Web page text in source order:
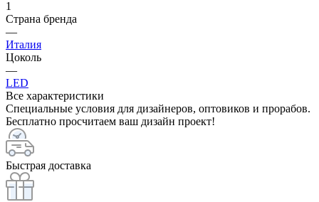
1
Страна бренда
—
Италия
Цоколь
—
LED
Все характеристики
Специальные условия для дизайнеров, оптовиков и прорабов.
Бесплатно просчитаем ваш дизайн проект!
Быстрая доставка